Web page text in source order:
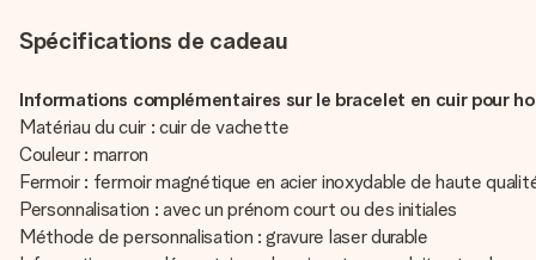
Spécifications de cadeau
Informations complémentaires sur le bracelet en cuir pour
Matériau du cuir : cuir de vachette
Couleur : marron
Fermoir : fermoir magnétique en acier inoxydable de haute
Personnalisation : avec un prénom court ou des initiales
Méthode de personnalisation : gravure laser durable